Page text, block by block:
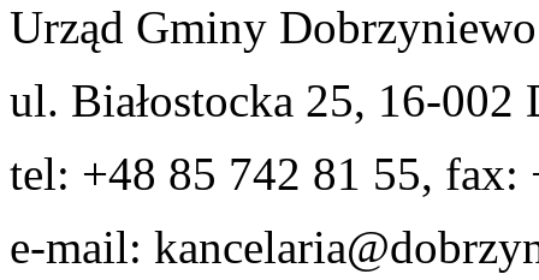
Urząd Gminy
ul. Białostocka 25, 16-002
tel: +48 85 742 81 55, fax:
e-mail: